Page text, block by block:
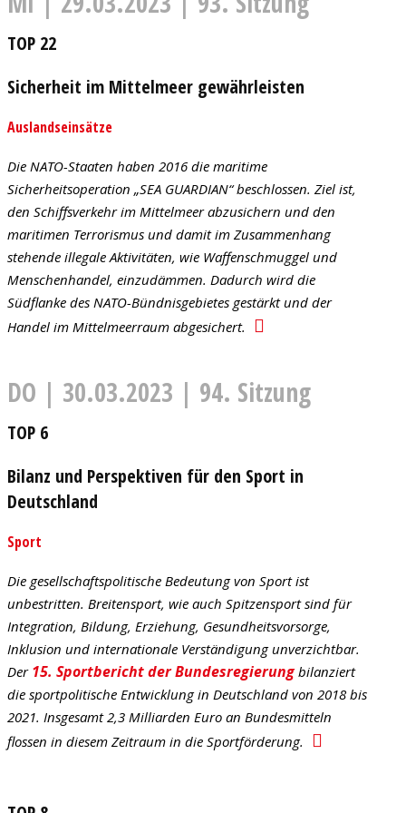
TOP 22
Sicherheit im Mittelmeer gewährleisten
Auslandseinsätze
Die NATO-Staaten haben 2016 die maritime
Sicherheitsoperation „SEA GUARDIAN“ beschlossen. Ziel ist,
den Schiffsverkehr im Mittelmeer abzusichern und den
maritimen Terrorismus und damit im Zusammenhang
stehende illegale Aktivitäten, wie Waffenschmuggel und
Menschenhandel, einzudämmen. Dadurch wird die
Südflanke des NATO-Bündnisgebietes gestärkt und der
Handel im Mittelmeerraum abgesichert.
DO | 30.03.2023 | 94. Sitzung
TOP 6
Bilanz und Perspektiven für den Sport in
Deutschland
Sport
Die gesellschaftspolitische Bedeutung von Sport ist
unbestritten. Breitensport, wie auch Spitzensport sind für
Integration, Bildung, Erziehung, Gesundheitsvorsorge,
Inklusion und internationale Verständigung unverzichtbar.
Der 15. Sportbericht der Bundesregierungbilanziert
die sportpolitische Entwicklung in Deutschland von 2018 bis
2021. Insgesamt 2,3 Milliarden Euro an Bundesmitteln
flossen in diesem Zeitraum in die Sportförderung.